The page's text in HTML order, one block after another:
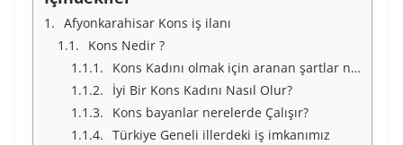
Afyonkarahisar Kons iş ilanı
Kons Nedir ?
Kons Kadını olmak için aranan şartlar nelerdir ?
İyi Bir Kons Kadını Nasıl Olur?
Kons bayanlar nerelerde Çalışır?
Türkiye Geneli illerdeki iş imkanımız